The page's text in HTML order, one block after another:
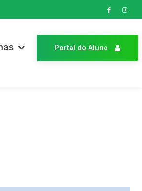
Portal do Aluno